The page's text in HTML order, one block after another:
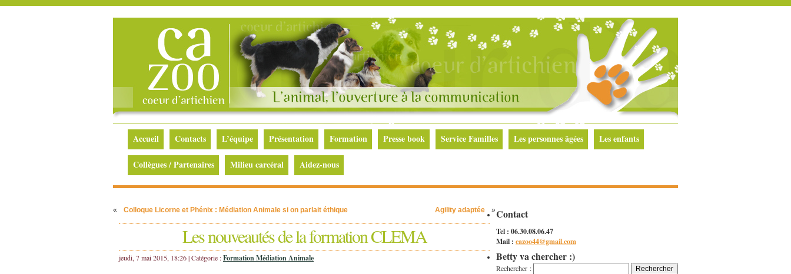
Accueil Contacts L’équipe Présentation Formation Presse book Service Familles Les personnes âgées Les enfants
Collègues / Partenaires Milieu carcéral Aidez-nous
« Colloque Licorne et Phénix : Médiation Animale si on parlait éthique Agility adaptée »
Les nouveautés de la formation CLEMA
jeudi, 7 mai 2015, 18:26 | Catégorie :Formation Médiation Animale
Contact
Tel : 06.30.08.06.47
Mail : cazoo44@gmail.com
Betty va chercher :)
Rechercher :